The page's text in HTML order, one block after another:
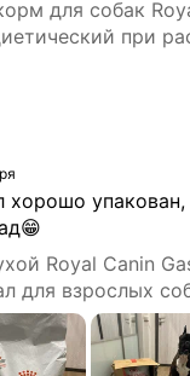
для собак
при
хорошо
Royal Canin
для взрослых
15 кг